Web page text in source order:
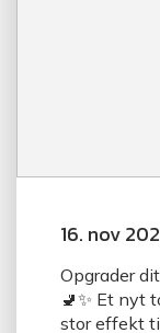
16. nov
Opgrader
🚽✨ Et nyt
stor effekt